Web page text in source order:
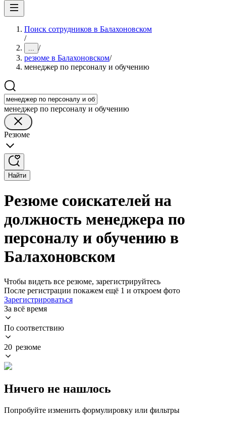
Поиск сотрудников в Балахоновском
/
... /
резюме в Балахоновском/
менеджер по персоналу и обучению
менеджер по персоналу и обучению
Резюме
Найти
Резюме соискателей на
должность менеджера по
персоналу и обучению в
Балахоновском
Чтобы видеть все резюме, зарегистрируйтесь
После регистрации покажем ещё 1 и откроем фото
Зарегистрироваться
За всё время
По соответствию
20 резюме
Ничего не нашлось
Попробуйте изменить формулировку или фильтры